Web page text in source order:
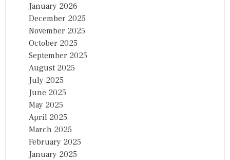
January 2026
December 2025
November 2025
October 2025
September 2025
August 2025
July 2025
June 2025
May 2025
April 2025
March 2025
February 2025
January 2025